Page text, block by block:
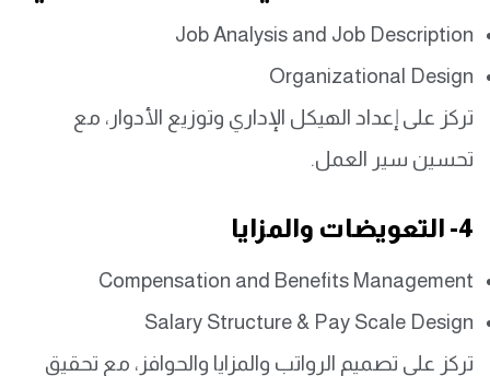
Job Analysis and Job Description
Organizational Design
تركز على إعداد الهيكل الإداري وتوزيع الأدوار، مع
تحسين سير العمل.
4- التعويضات والمزايا
Compensation and Benefits Management
Salary Structure & Pay Scale Design
تركز على تصميم الرواتب والمزايا والحوافز، مع تحقيق